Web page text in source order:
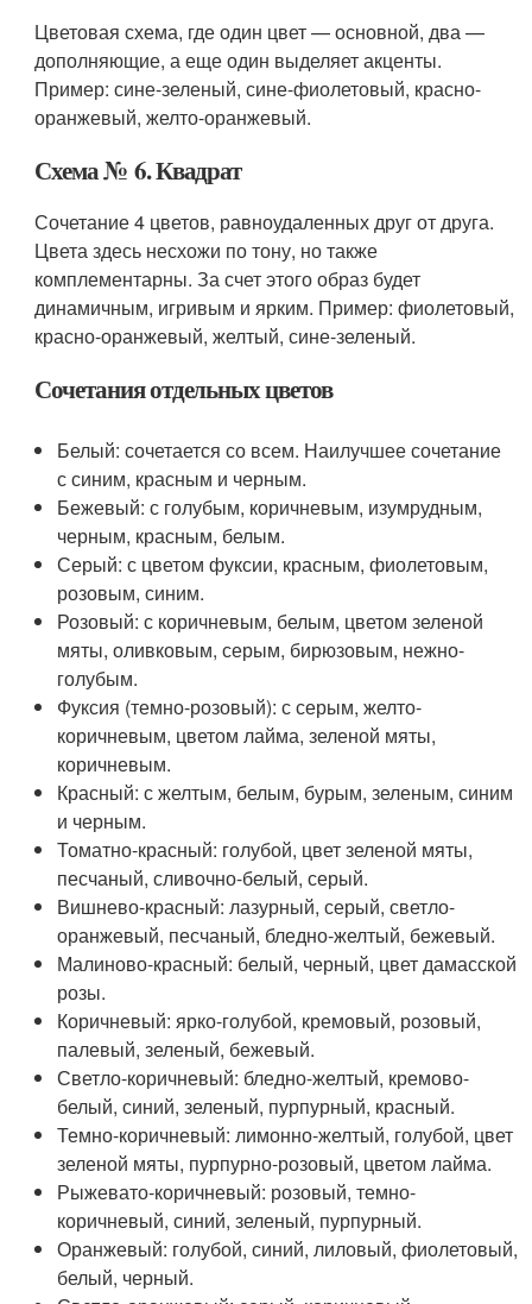
Цветовая схема, где один цвет — основной, два —
дополняющие, а еще один выделяет акценты.
Пример: сине-зеленый, сине-фиолетовый, красно-
оранжевый, желто-оранжевый.
Схема № 6. Квадрат
Сочетание 4 цветов, равноудаленных друг от друга.
Цвета здесь несхожи по тону, но также
комплементарны. За счет этого образ будет
динамичным, игривым и ярким. Пример: фиолетовый,
красно-оранжевый, желтый, сине-зеленый.
Сочетания отдельных цветов
Белый: сочетается со всем. Наилучшее сочетание
с синим, красным и черным.
Бежевый: с голубым, коричневым, изумрудным,
черным, красным, белым.
Серый: с цветом фуксии, красным, фиолетовым,
розовым, синим.
Розовый: с коричневым, белым, цветом зеленой
мяты, оливковым, серым, бирюзовым, нежно-
голубым.
Фуксия (темно-розовый): с серым, желто-
коричневым, цветом лайма, зеленой мяты,
коричневым.
Красный: с желтым, белым, бурым, зеленым, синим
и черным.
Томатно-красный: голубой, цвет зеленой мяты,
песчаный, сливочно-белый, серый.
Вишнево-красный: лазурный, серый, светло-
оранжевый, песчаный, бледно-желтый, бежевый.
Малиново-красный: белый, черный, цвет дамасской
розы.
Коричневый: ярко-голубой, кремовый, розовый,
палевый, зеленый, бежевый.
Светло-коричневый: бледно-желтый, кремово-
белый, синий, зеленый, пурпурный, красный.
Темно-коричневый: лимонно-желтый, голубой, цвет
зеленой мяты, пурпурно-розовый, цветом лайма.
Рыжевато-коричневый: розовый, темно-
коричневый, синий, зеленый, пурпурный.
Оранжевый: голубой, синий, лиловый, фиолетовый,
белый, черный.